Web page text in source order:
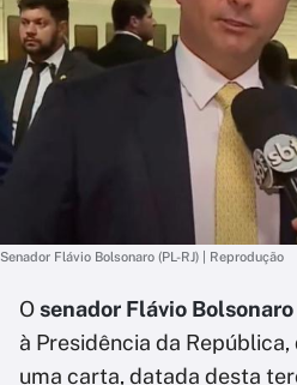
Senador Flávio Bolsonaro (PL-RJ) | Reprodução
Osenador Flávio Bolsonaro
à Presidência da
uma carta, datada desta